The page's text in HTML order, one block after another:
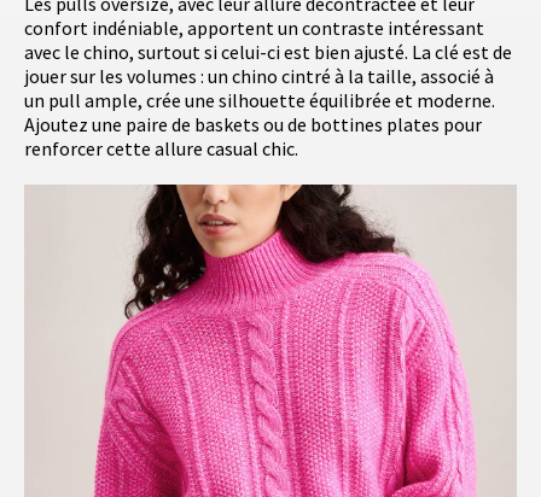
confort indéniable, apportent un contraste intéressant
avec le chino, surtout si celui-ci est bien ajusté. La clé est de
jouer sur les volumes : un chino cintré à la taille, associé à
un pull ample, crée une silhouette équilibrée et moderne.
Ajoutez une paire de baskets ou de bottines plates pour
renforcer cette allure casual chic.